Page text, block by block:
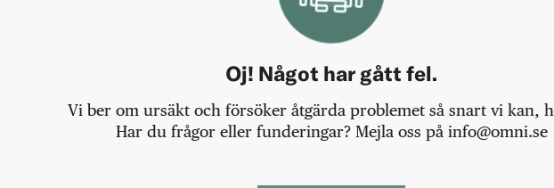
Oj! Något har gått fel.
Vi ber om ursäkt och försöker åtgärda problemet så snart vi kan,
Har du frågor eller funderingar? Mejla oss på info@omni.se